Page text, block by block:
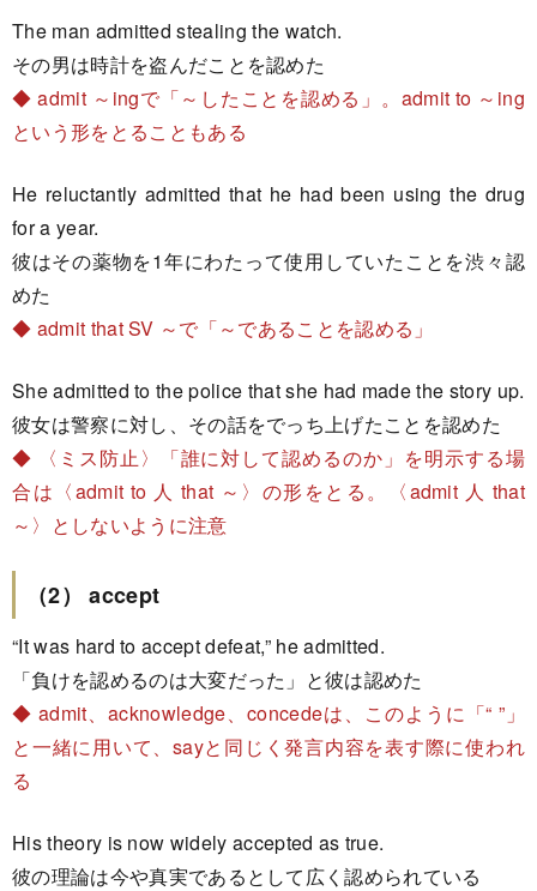
The man admitted stealing the watch.
その男は時計を盗んだことを認めた
◆ admit ～ingで「～したことを認める」。admit to ～ing
という形をとることもある
He reluctantly admitted that he had been using the drug
for a year.
彼はその薬物を1年にわたって使用していたことを渋々認
めた
◆ admit that SV ～で「～であることを認める」
She admitted to the police that she had made the story up.
彼女は警察に対し、その話をでっち上げたことを認めた
◆ 〈ミス防止〉「誰に対して認めるのか」を明示する場
合は〈admit to 人 that ～〉の形をとる。〈admit 人 that
～〉としないように注意
（2） accept
“It was hard to accept defeat,” he admitted.
「負けを認めるのは大変だった」と彼は認めた
◆ admit、acknowledge、concedeは、このように「“ ”」
と一緒に用いて、sayと同じく発言内容を表す際に使われ
る
His theory is now widely accepted as true.
彼の理論は今や真実であるとして広く認められている